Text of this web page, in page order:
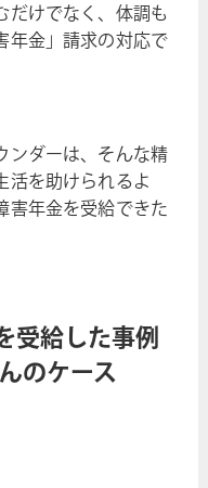
だけでなく、体調も
年金」請求の対応で
ンダーは、そんな精
活を助けられるよ
害年金を受給できた
受給した事例
のケース